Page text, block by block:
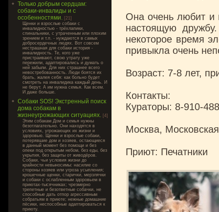
Только добрым сердцам:
собаки-инвалиды и с
особенностями. [21]
Щенки и взрослые собаки с
инвалидностью - трёхлапики,
спинальники, с утраченным или плохим
зрением и т.п. - нуждаются в самых
добросердечных людях. Вот совсем
нестрашная для собаки история -
инвалидность. Те, кого уже
пристраивают, свою утрату уже
пережили, адаптировались и думать о
ней забыли. Для них страшнее всего
невостребованность. Люди боятся их
брать, жалея себя: как больно будет
смотреть на инвалидика каждый день. И
не берут. А им нужна семья. Как всем.
И даже больше.
Собаки SOS! Экстренный поиск
дома собакам в
жизнеугрожающих ситуациях. [4]
Этим собакам Дом и семья нужны
безотлагательно. Они находятся в
условиях, угрожающих их жизни и
здоровью. Щенки и взрослые собаки,
потерявшие дом и хозяев, остающиеся
в данный момент без помощи и без
опеки под открытым небом, без еды, без
укрытия, без защиты от живодёров.
Собаки, чьи условия жизни до
крайности невыносимы: насилие со
стороны хозяев или угроза усыпления;
крошечные щенки, старички, мерзлячки
и собаки с ослабленным здоровьем в
приютах-тысячниках; чрезмерно
трепетные и безответные собачки, не
способные дать отпор агрессивным
собратьям в приюте; нежные домашние
пёсики, неспособные адаптироваться к
приюту.
Она очень любит и
настоящую
некоторое время
привыкла очень
Возраст: 7-8 лет,
Контакты:
Кураторы: 8-910-
Москва,
Приют: Печатники